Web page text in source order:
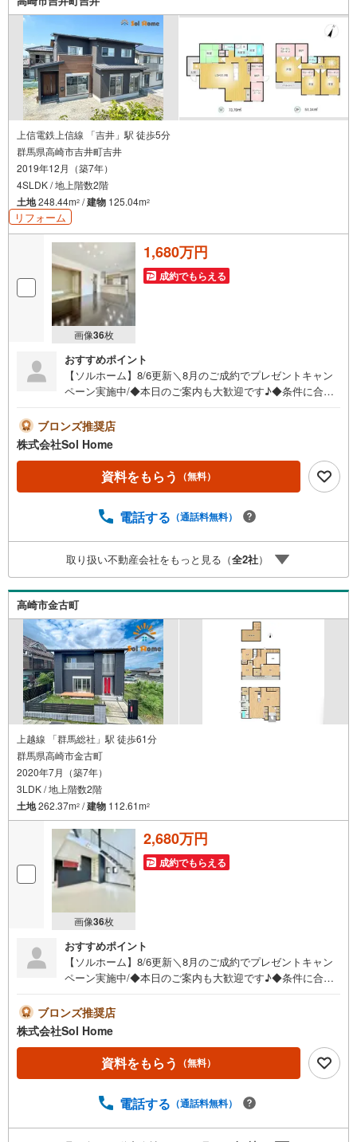
上信電鉄上信線 「吉井」駅 徒歩5分
群馬県高崎市吉井町吉井
2019年12月（築7年）
4SLDK / 地上階数2階
土地248.44m2 /建物 125.04m2
リフォーム
画像36枚
1,680万円
成約でもらえる
おすすめポイント
【ソルホーム】8/6更新＼8月のご成約でプレゼントキャン
ペーン実施中/◆本日のご案内も大歓迎です♪◆条件に合っ
欲しい、ローン相談をしたい、小さな疑問なども大歓迎で
す♪》＝＝＝＝＝＝＝＝＝＝＝＝＝＝＝＝＝＝＝＝＝＝＝
時間はお電話が繋がりやすくなっております。ぜひお気軽
にご連絡下さい！現地を見学される場合は「室内・現地を
だけますとスムーズにご案内が可能です。＝＝＝＝＝＝＝
ブロンズ推奨店
株式会社Sol Home
資料をもらう （無料）
電話する （通話料無料）
取り扱い不動産会社をもっと見る（全2社）
高崎市金古町
上越線 「群馬総社」駅 徒歩61分
群馬県高崎市金古町
2020年7月（築7年）
3LDK / 地上階数2階
土地262.37m2 /建物 112.61m2
画像36枚
2,680万円
成約でもらえる
おすすめポイント
【ソルホーム】8/6更新＼8月のご成約でプレゼントキャン
ペーン実施中/◆本日のご案内も大歓迎です♪◆条件に合っ
欲しい、ローン相談をしたい、小さな疑問なども大歓迎で
す♪》＝＝＝＝＝＝＝＝＝＝＝＝＝＝＝＝＝＝＝＝＝＝＝
時間はお電話が繋がりやすくなっております。ぜひお気軽
にご連絡下さい！現地を見学される場合は「室内・現地を
だけますとスムーズにご案内が可能です。＝＝＝＝＝＝＝
ブロンズ推奨店
株式会社Sol Home
資料をもらう （無料）
電話する （通話料無料）